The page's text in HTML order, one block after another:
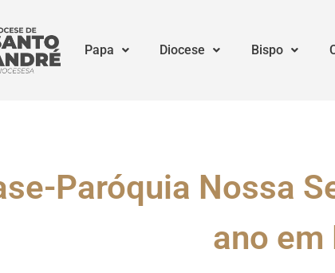
Papa Diocese Bispo
Paróquia Nossa
ano em